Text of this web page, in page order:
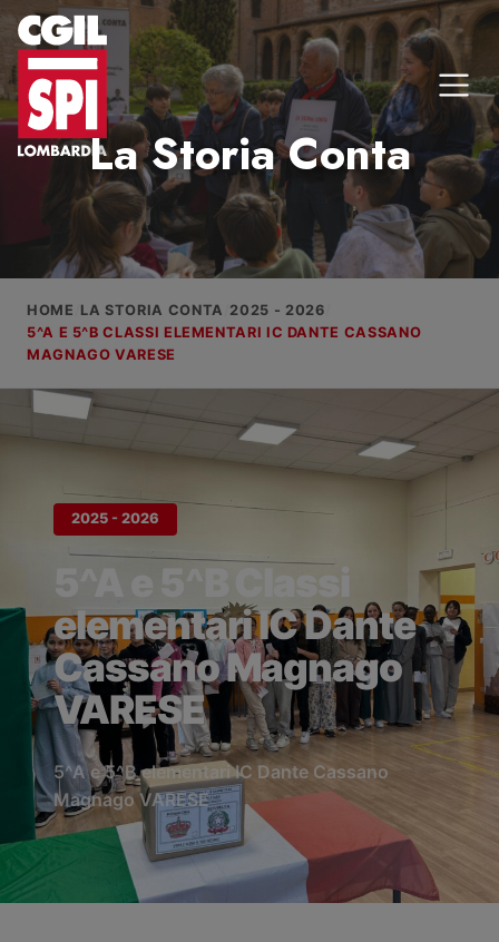
Vai al contenuto
HOME LA STORIA CONTA 2025 - 2026
5^A E 5^B CLASSI ELEMENTARI IC DANTE CASSANO
MAGNAGO VARESE
2025 - 2026
5^A e 5^B Classi
elementari IC Dante
Cassano Magnago
VARESE
5^A e 5^B elementari IC Dante Cassano
Magnago VARESE